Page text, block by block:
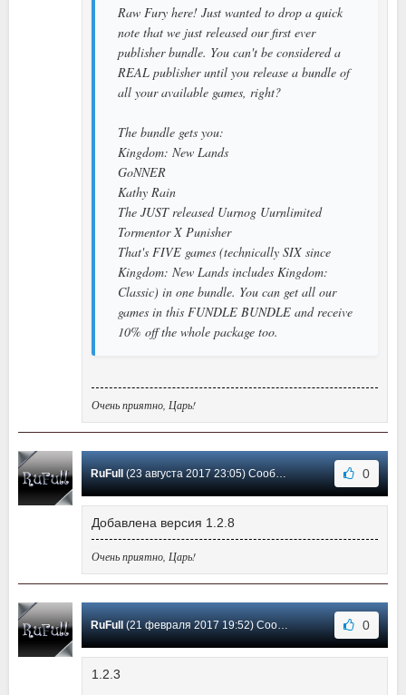
Raw Fury here! Just wanted to drop a quick
note that we just released our first ever
publisher bundle. You can't be considered a
REAL publisher until you release a bundle of
all your available games, right?
The bundle gets you:
Kingdom: New Lands
GoNNER
Kathy Rain
The JUST released Uurnog Uurnlimited
Tormentor X Punisher
That's FIVE games (technically SIX since
Kingdom: New Lands includes Kingdom:
Classic) in one bundle. You can get all our
games in this FUNDLE BUNDLE and receive
10% off the whole package too.
Очень приятно, Царь!
RuFull(23 августа 2017 23:05) Сообщение #6 0
Добавлена версия 1.2.8
Очень приятно, Царь!
RuFull(21 февраля 2017 19:52) Сообщение #5 0
1.2.3